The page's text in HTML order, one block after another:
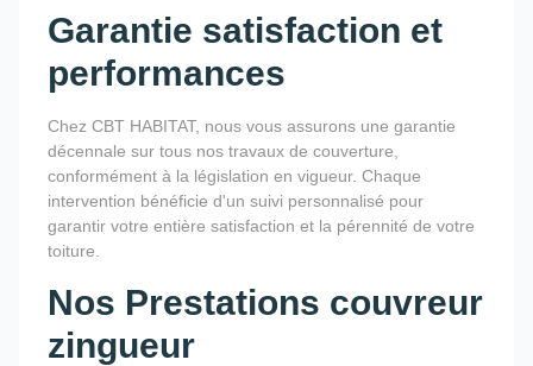
Garantie satisfaction et
performances
Chez CBT HABITAT, nous vous assurons une garantie
décennale sur tous nos travaux de couverture,
conformément à la législation en vigueur. Chaque
intervention bénéficie d'un suivi personnalisé pour
garantir votre entière satisfaction et la pérennité de votre
toiture.
Nos Prestations couvreur
zingueur